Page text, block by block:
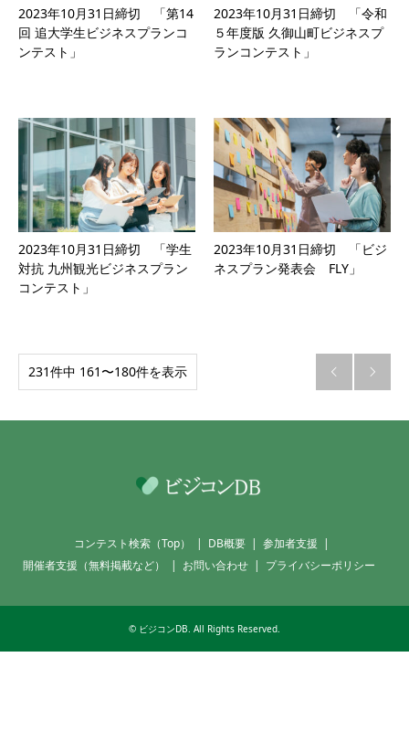
2023年10月31日締切 「第14
回 追大学生ビジネスプランコ
ンテスト」
2023年10月31日締切 「令和
５年度版 久御山町ビジネスプ
ランコンテスト」
2023年10月31日締切 「学生
対抗 九州観光ビジネスプラン
コンテスト」
2023年10月31日締切 「ビジ
ネスプラン発表会 FLY」
231件中 161〜180件を表示  
コンテスト検索（Top） DB概要
参加者支援
開催者支援（無料掲載など）
お問い合わせ プライバシーポリシー
© ビジコンDB. All Rights Reserved.